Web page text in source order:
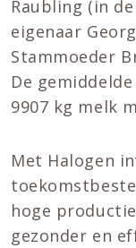
Raubling (in
eigenaar
Stammoeder
De
9907 kg melk
Met Halogen
hoge
gezonder en